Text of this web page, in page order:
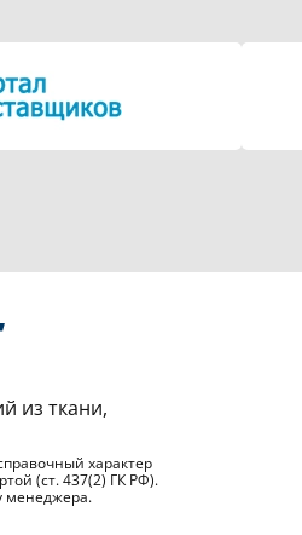
из ткани,
характер
(ст. 437(2) ГК РФ).
менеджера.